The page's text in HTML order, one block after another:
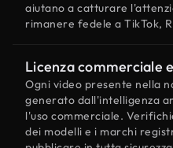
aiutano a catturare
rimanere fedele a TikTok,
Licenza commerciale
Ogni video presente nella
generato dall'intelligenza
l'uso commerciale.
dei modelli e i marchi